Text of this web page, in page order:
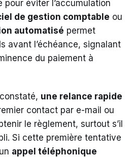
pour éviter l’accumulation
de gestion comptable ou
automatisé permet
avant l’échéance, signalant
du paiement à
une relance rapide
contact par e-mail ou
le règlement, surtout s’il
Si cette première tentative
appel téléphonique